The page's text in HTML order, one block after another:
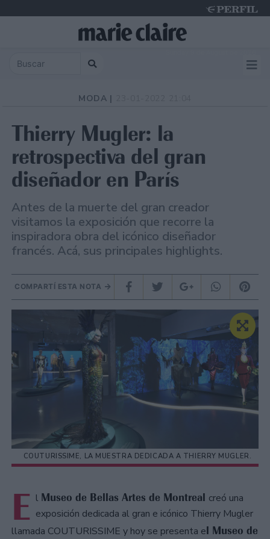
MODA |
Thierry Mugler: la
retrospectiva del gran
diseñador en París
Antes de la muerte del gran creador
visitamos la exposición que recorre la
inspiradora obra del icónico diseñador
francés. Acá, sus principales highlights.
COMPARTÍ ESTA NOTA
COUTURISSIME, LA MUESTRA DEDICADA A THIERRY MUGLER.
E l Museo de Bellas Artes de Montreal creó una
exposición dedicada al gran e icónico Thierry Mugler
llamada COUTURISSIME y hoy se presenta el Museo de